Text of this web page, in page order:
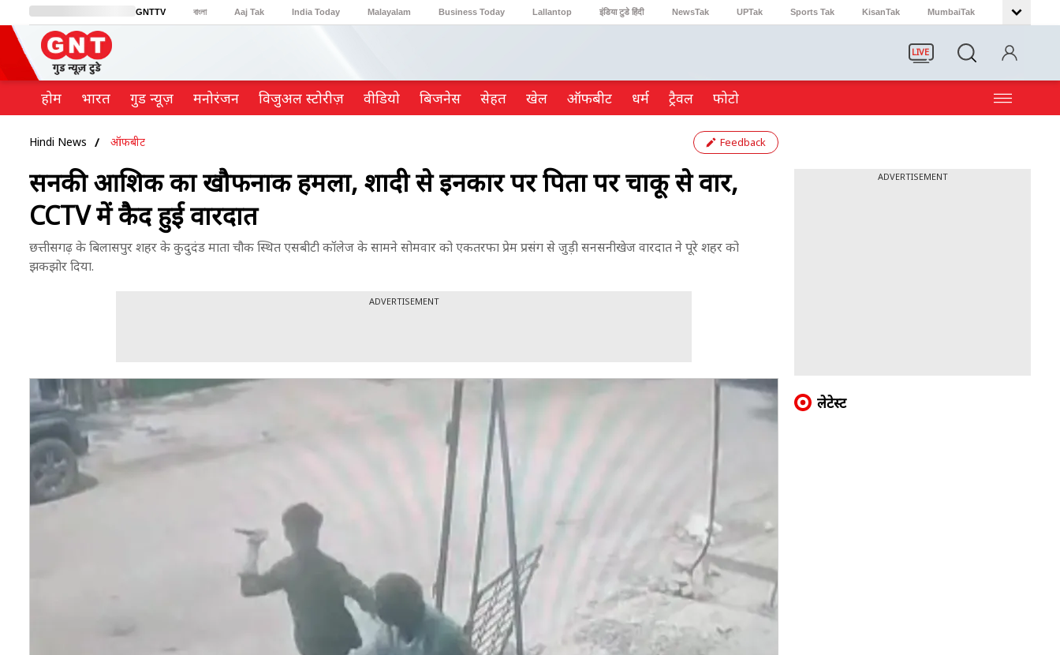
GNTTV বাংলা Aaj Tak India Today Malayalam Business Today Lallantop इंडिया टुडे हिंदी NewsTak UPTak Sports Tak KisanTak MumbaiTak
BT Bazaar Cosmopolitan
LIVE
होम भारत गुड न्यूज़ मनोरंजन विजुअल स्टोरीज़ वीडियो ब‍िजनेस सेहत खेल ऑफबीट धर्म ट्रैवल फोटो
Hindi News ऑफबीट Feedback
सनकी आशिक का खौफनाक हमला, शादी से इनकार पर पिता पर चाकू से वार,
CCTV में कैद हुई वारदात
छत्तीसगढ़ के बिलासपुर शहर के कुदुदंड माता चौक स्थित एसबीटी कॉलेज के सामने सोमवार को एकतरफा प्रेम प्रसंग से जुड़ी सनसनीखेज वारदात ने पूरे शहर को
झकझोर दिया.
ADVERTISEMENT
ADVERTISEMENT
लेटेस्ट